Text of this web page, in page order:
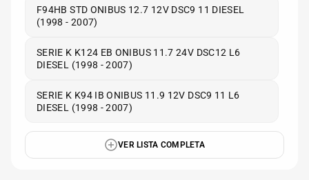
F94HB STD ONIBUS 12.7 12V DSC9 11 DIESEL
(1998 - 2007)
SERIE K K124 EB ONIBUS 11.7 24V DSC12 L6
DIESEL (1998 - 2007)
SERIE K K94 IB ONIBUS 11.9 12V DSC9 11 L6
DIESEL (1998 - 2007)
VER LISTA COMPLETA